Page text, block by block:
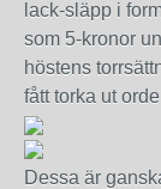
lack-släpp i
som 5-kronor
höstens
fått torka ut
Dessa är